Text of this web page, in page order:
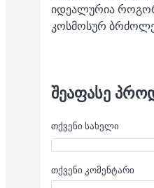
იდეალურია
კოსმოსურ
ᲨᲔᲐᲤᲐᲡᲔ
თქვენი სახელი
თქვენი კომენტარი